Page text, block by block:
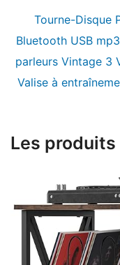
Tourne-Disque
Bluetooth USB
parleurs Vintage 3
Valise à
Les